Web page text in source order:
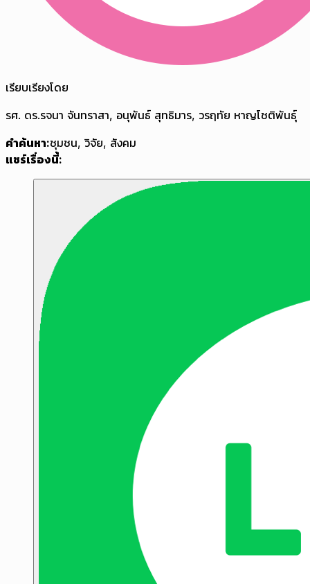
เรียบเรียงโดย
รศ. ดร.รจนา จันทราสา, อนุพันธ์ สุทธิมาร, วรฤทัย หาญโชติพันธุ์
คำค้นหา:ชุมชน, วิจัย, สังคม
แชร์เรื่องนี้: